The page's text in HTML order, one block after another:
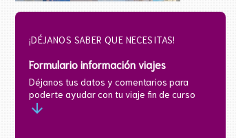
¡DÉJANOS SABER QUE NECESITAS!
Formulario información viajes
Déjanos tus datos y comentarios para
poderte ayudar con tu viaje fin de curso
arrow_downward